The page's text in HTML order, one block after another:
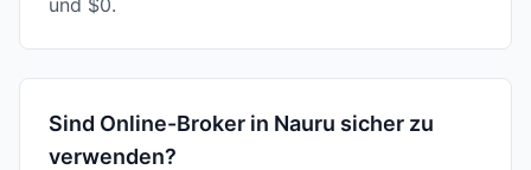
und $0.
Sind Online-Broker in Nauru sicher zu
verwenden?